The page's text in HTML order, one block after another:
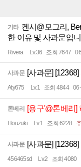
기타 켄시@모그리,
한 이유 및 사과문입
Rivera Lv.36 조회 7647
사과문 [사과문]
Aty675 Lv.1 조회 4844
톤베리 [용구'@톤베리]
Houzuki Lv.1 조회 6228
사과문 [사과문]
456465sd Lv.2 조회 4080